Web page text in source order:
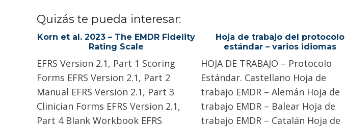
Quizás te pueda interesar:
Korn et al. 2023 – The EMDR Fidelity
Rating Scale
EFRS Version 2.1, Part 1 Scoring
Forms EFRS Version 2.1, Part 2
Manual EFRS Version 2.1, Part 3
Clinician Forms EFRS Version 2.1,
Part 4 Blank Workbook EFRS
Hoja de trabajo del protocolo
estándar – varios idiomas
HOJA DE TRABAJO – Protocolo
Estándar. Castellano Hoja de
trabajo EMDR – Alemán Hoja de
trabajo EMDR – Balear Hoja de
trabajo EMDR – Catalán Hoja de